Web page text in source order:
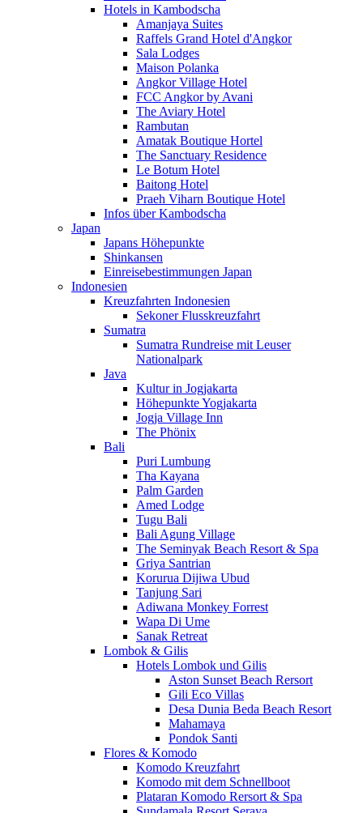
Hotels in Kambodscha
Amanjaya Suites
Raffels Grand Hotel d'Angkor
Sala Lodges
Maison Polanka
Angkor Village Hotel
FCC Angkor by Avani
The Aviary Hotel
Rambutan
Amatak Boutique Hortel
The Sanctuary Residence
Le Botum Hotel
Baitong Hotel
Praeh Viharn Boutique Hotel
Infos über Kambodscha
Japan
Japans Höhepunkte
Shinkansen
Einreisebestimmungen Japan
Indonesien
Kreuzfahrten Indonesien
Sekoner Flusskreuzfahrt
Sumatra
Sumatra Rundreise mit Leuser
Nationalpark
Java
Kultur in Jogjakarta
Höhepunkte Yogjakarta
Jogja Village Inn
The Phönix
Bali
Puri Lumbung
Tha Kayana
Palm Garden
Amed Lodge
Tugu Bali
Bali Agung Village
The Seminyak Beach Resort & Spa
Griya Santrian
Korurua Dijiwa Ubud
Tanjung Sari
Adiwana Monkey Forrest
Wapa Di Ume
Sanak Retreat
Lombok & Gilis
Hotels Lombok und Gilis
Aston Sunset Beach Rersort
Gili Eco Villas
Desa Dunia Beda Beach Resort
Mahamaya
Pondok Santi
Flores & Komodo
Komodo Kreuzfahrt
Komodo mit dem Schnellboot
Plataran Komodo Rersort & Spa